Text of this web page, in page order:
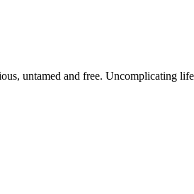
untamed and free. Uncomplicating